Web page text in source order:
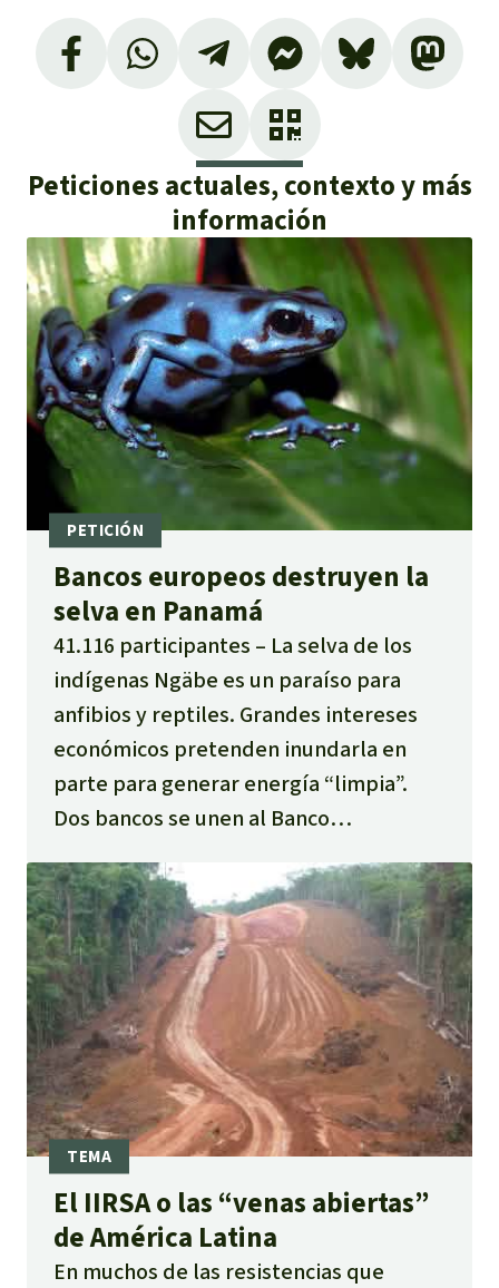
Peticiones actuales, contexto y más
información
Bancos europeos destruyen la
selva en Panamá
41.116 participantes
La selva de los
indígenas Ngäbe es un paraíso para
anfibios y reptiles. Grandes intereses
económicos pretenden inundarla en
parte para generar energía “limpia”.
Dos bancos se unen al Banco
Económica para financiar la obra. Los
indígenas se oponen de raíz y piden
nuestra ayuda.
El IIRSA o las “venas abiertas”
de América Latina
En muchos de las resistencias que